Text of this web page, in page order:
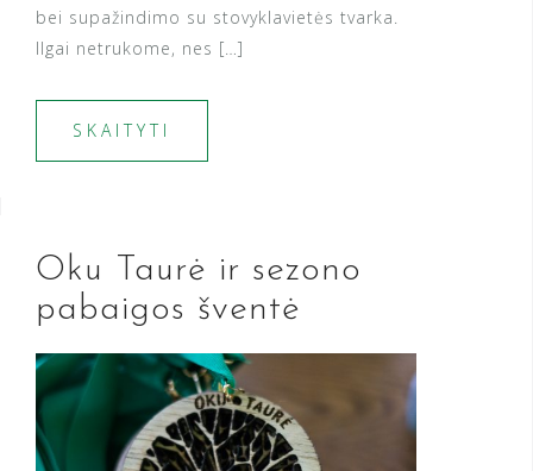
bei supažindimo su stovyklavietės tvarka.
Ilgai netrukome, nes […]
SKAITYTI
Oku Taurė ir sezono
pabaigos šventė